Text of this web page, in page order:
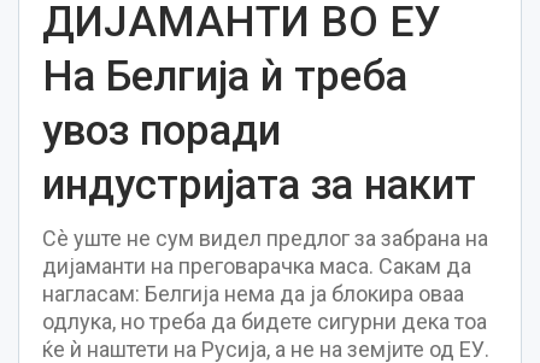
ДИЈАМАНТИ ВО ЕУ
На Белгија ѝ треба
увоз поради
индустријата за накит
Сè уште не сум видел предлог за забрана на
дијаманти на преговарачка маса. Сакам да
нагласам: Белгија нема да ја блокира оваа
одлука, но треба да бидете сигурни дека тоа
ќе ѝ наштети на Русија, а не на земјите од ЕУ.